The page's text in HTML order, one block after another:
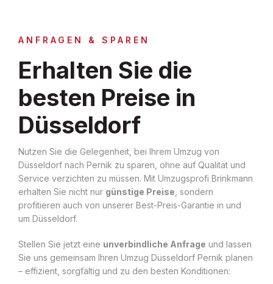
ANFRAGEN & SPAREN
Erhalten Sie die
besten Preise in
Düsseldorf
Nutzen Sie die Gelegenheit, bei Ihrem Umzug von
Düsseldorf nach Pernik zu sparen, ohne auf Qualität und
Service verzichten zu müssen. Mit Umzugsprofi Brinkmann
erhalten Sie nicht nur günstige Preise , sondern
profitieren auch von unserer Best-Preis-Garantie in und
um Düsseldorf.
Stellen Sie jetzt eine unverbindliche Anfrage und lassen
Sie uns gemeinsam Ihren Umzug Düsseldorf Pernik planen
– effizient, sorgfältig und zu den besten Konditionen: